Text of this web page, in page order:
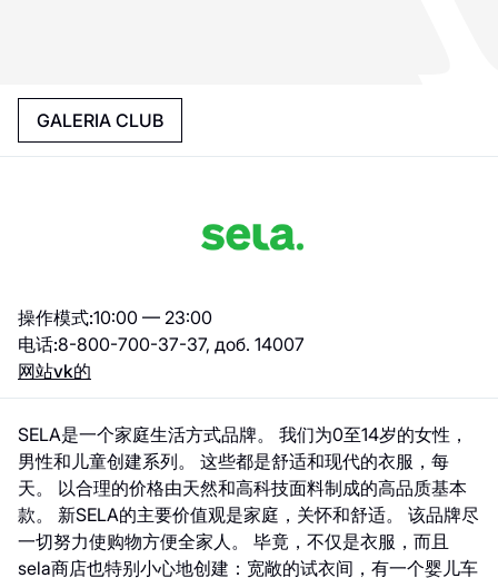
GALERIA CLUB
操作模式:10:00 — 23:00
电话:8-800-700-37-37, доб. 14007
网站vk的
SELA是一个家庭生活方式品牌。 我们为0至14岁的女性，
男性和儿童创建系列。 这些都是舒适和现代的衣服，每
天。 以合理的价格由天然和高科技面料制成的高品质基本
款。 新SELA的主要价值观是家庭，关怀和舒适。 该品牌尽
一切努力使购物方便全家人。 毕竟，不仅是衣服，而且
sela商店也特别小心地创建：宽敞的试衣间，有一个婴儿车